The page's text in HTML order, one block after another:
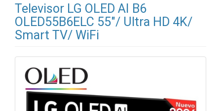
Televisor LG OLED AI B6
OLED55B6ELC 55"/ Ultra HD 4K/
Smart TV/ WiFi